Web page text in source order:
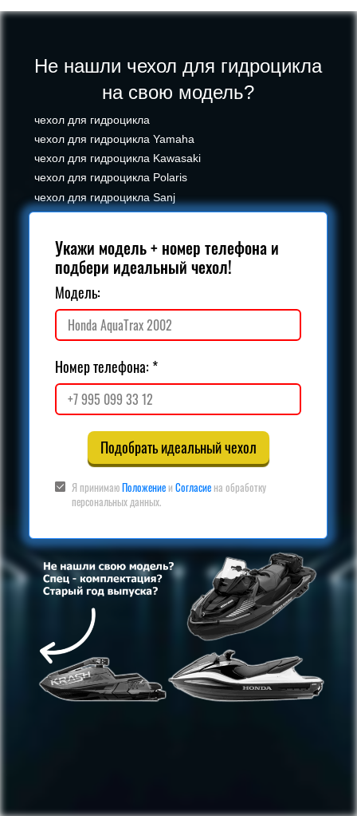
Не нашли чехол для гидроцикла
на свою модель?
чехол для гидроцикла
чехол для гидроцикла Yamaha
чехол для гидроцикла Kawasaki
чехол для гидроцикла Polaris
чехол для гидроцикла Sanj
Укажи модель + номер телефона и
подбери идеальный чехол!
Модель:
Номер телефона:
Подобрать идеальный чехол
Я принимаюПоложение иСогласие на обработку
персональных данных.